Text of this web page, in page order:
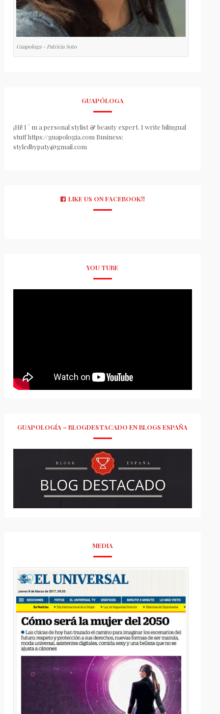
Guapologa - Patricia Soto
GUAPÓLOGA
¡Hi! I ´ m a personal stylist & beauty expert. I write bilingual
stuff https://guapologia.com Business:
styledbypaty@gmail.com
LIKE US ON FACEBOOK!!
YOU TUBE
GUAPOLOGÍA – BLOGDESTACADO EN BLOGS ESPAÑA
MEDIA